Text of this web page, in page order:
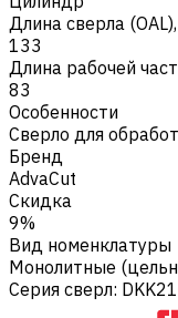
Длина сверла
133
Длина рабочей
83
Особенности
Сверло для
Бренд
AdvaCut
Скидка
9%
Вид номенклатуры
Монолитные
Серия сверл: